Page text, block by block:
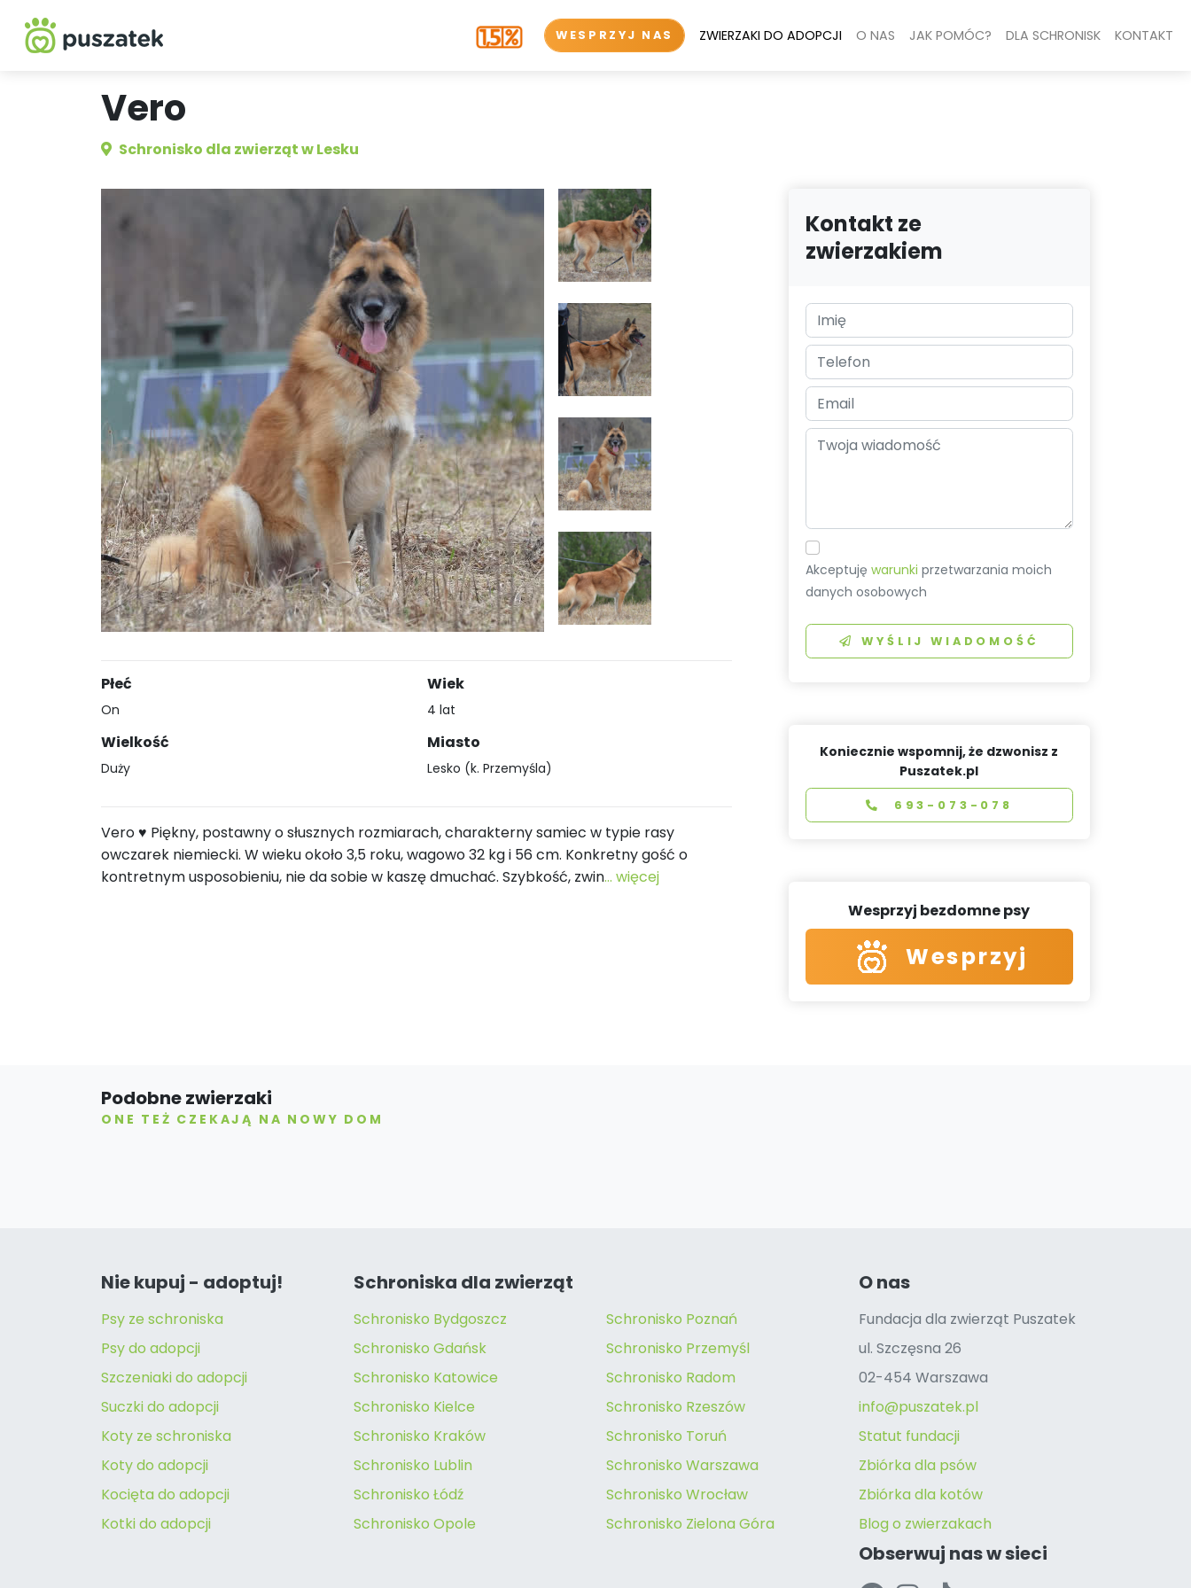
WESPRZYJ NAS ZWIERZAKI DO ADOPCJI O NAS JAK POMÓC? DLA SCHRONISK KONTAKT
Vero
Schronisko dla zwierząt w Lesku
Płeć
On
Wielkość
Duży
Wiek
4 lat
Miasto
Lesko (k. Przemyśla)
Vero ♥️ Piękny, postawny o słusznych rozmiarach, charakterny samiec w typie rasy
owczarek niemiecki. W wieku około 3,5 roku, wagowo 32 kg i 56 cm. Konkretny gość o
kontretnym usposobieniu, nie da sobie w kaszę dmuchać. Szybkość, zwin... więcej
Kontakt ze
zwierzakiem
Akceptujęwarunki przetwarzania moich
danych osobowych
WYŚLIJ WIADOMOŚĆ
Koniecznie wspomnij, że dzwonisz z
Puszatek.pl
693-073-078
Wesprzyj bezdomne psy
Wesprzyj
Podobne zwierzaki
ONE TEŻ CZEKAJĄ NA NOWY DOM
Nie kupuj - adoptuj!
Psy ze schroniska
Psy do adopcji
Szczeniaki do adopcji
Suczki do adopcji
Koty ze schroniska
Koty do adopcji
Kocięta do adopcji
Kotki do adopcji
Schroniska dla zwierząt
Schronisko Bydgoszcz
Schronisko Gdańsk
Schronisko Katowice
Schronisko Kielce
Schronisko Kraków
Schronisko Lublin
Schronisko Łódź
Schronisko Opole
Schronisko Poznań
Schronisko Przemyśl
Schronisko Radom
Schronisko Rzeszów
Schronisko Toruń
Schronisko Warszawa
Schronisko Wrocław
Schronisko Zielona Góra
O nas
Fundacja dla zwierząt Puszatek
ul. Szczęsna 26
02-454 Warszawa
info@puszatek.pl
Statut fundacji
Zbiórka dla psów
Zbiórka dla kotów
Blog o zwierzakach
Obserwuj nas w sieci